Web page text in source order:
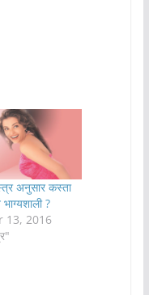
अनुसार कस्ता
?
13, 2016